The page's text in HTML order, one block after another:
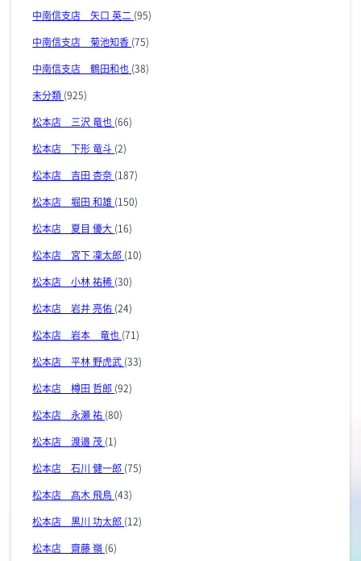
中南信支店 矢口 英二 (95)
中南信支店 菊池知香 (75)
中南信支店 鶴田和也 (38)
未分類 (925)
松本店 三沢 竜也 (66)
松本店 下形 竜斗 (2)
松本店 吉田 杏奈 (187)
松本店 堀田 和雄 (150)
松本店 夏目 優大 (16)
松本店 宮下 凜太郎 (10)
松本店 小林 祐稀 (30)
松本店 岩井 亮佑 (24)
松本店 岩本 竜也 (71)
松本店 平林 野虎武 (33)
松本店 樽田 哲郎 (92)
松本店 永瀬 祐 (80)
松本店 渡邉 茂 (1)
松本店 石川 健一郎 (75)
松本店 髙木 飛鳥 (43)
松本店 黒川 功太郎 (12)
松本店 齋藤 嶺 (6)